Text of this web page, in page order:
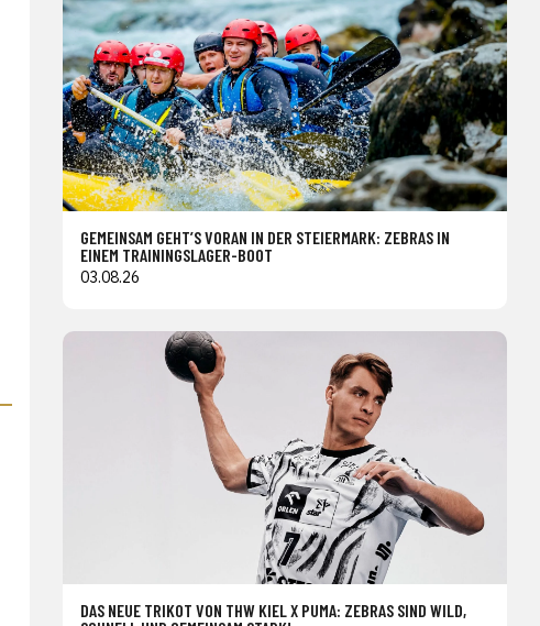
GEMEINSAM GEHT’S VORAN IN DER STEIERMARK: ZEBRAS IN
EINEM TRAININGSLAGER-BOOT
03.08.26
DAS NEUE TRIKOT VON THW KIEL X PUMA: ZEBRAS SIND WILD,